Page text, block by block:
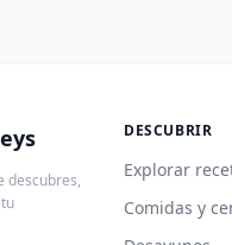
descubres,
DESCUBRIR
Explorar
Comidas y